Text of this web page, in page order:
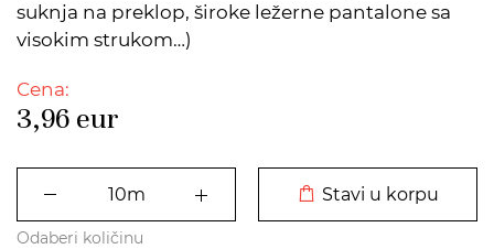
suknja na preklop, široke ležerne pantalone sa
visokim strukom…)
Cena:
3,96 eur
Stavi u korpu
Odaberi količinu